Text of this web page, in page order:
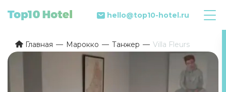
hello@top10-hotel.ru
Главная Марокко Танжер Villa Fleurs